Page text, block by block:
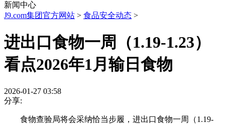
新闻中心
J9.com集团官方网站 > 食品安全动态 >
进出口食物一周（1.19-1.23）
看点2026年1月输日食物
2026-01-27 03:58
分享:
食物查验局将会采纳恰当步履，进出口食物一周（1.19-